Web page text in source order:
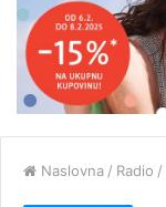
Naslovna / Radio /